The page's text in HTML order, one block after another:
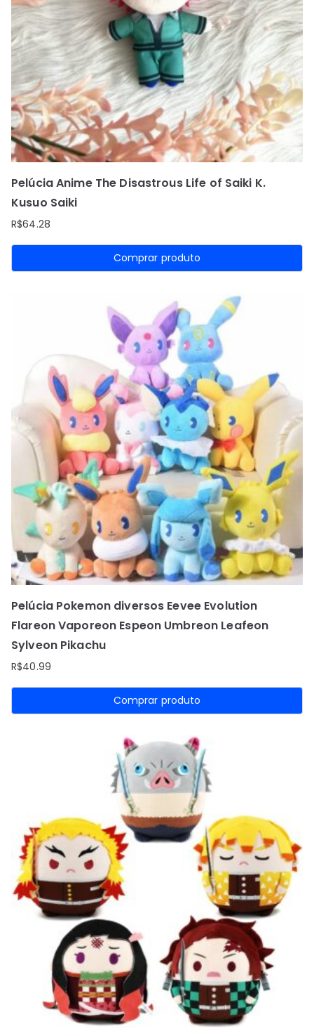
Pelúcia Anime The Disastrous Life of Saiki K.
Kusuo Saiki
R$64.28
Comprar produto
Pelúcia Pokemon diversos Eevee Evolution
Flareon Vaporeon Espeon Umbreon Leafeon
Sylveon Pikachu
R$40.99
Comprar produto